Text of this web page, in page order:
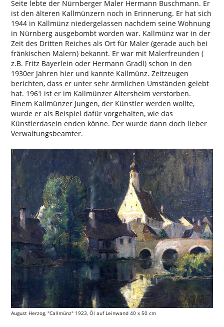
Seite lebte der Nürnberger Maler Hermann Buschmann. Er
ist den älteren Kallmünzern noch in Erinnerung. Er hat sich
1944 in Kallmünz niedergelassen nachdem seine Wohnung
in Nürnberg ausgebombt worden war. Kallmünz war in der
Zeit des Dritten Reiches als Ort für Maler (gerade auch bei
fränkischen Malern) bekannt. Er war mit Malerfreunden (
z.B. Fritz Bayerlein oder Hermann Gradl) schon in den
1930er Jahren hier und kannte Kallmünz. Zeitzeugen
berichten, dass er unter sehr ärmlichen Umständen gelebt
hat. 1961 ist er im Kallmünzer Altersheim verstorben.
Einem Kallmünzer Jungen, der Künstler werden wollte,
wurde er als Beispiel dafür vorgehalten, wie das
Künstlerdasein enden könne. Der wurde dann doch lieber
Verwaltungsbeamter.
August Herzog, "Callmünz" 1923, Öl auf Leinwand 40 x 50 cm